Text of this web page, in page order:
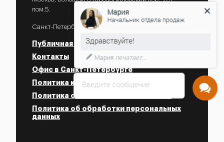
пом.5.
Санкт-Петербург, ул. Некрасова, 18.
Публичная оферта
Контакты
Офис в Санкт-Петербурге
Политика конфиденциальности
Политика об использовании Cookies
Политика об обработки персональных
данных
Введите сообщение
Мария
Начальник отдела продаж
Здравствуйте!
Марияпечатает...